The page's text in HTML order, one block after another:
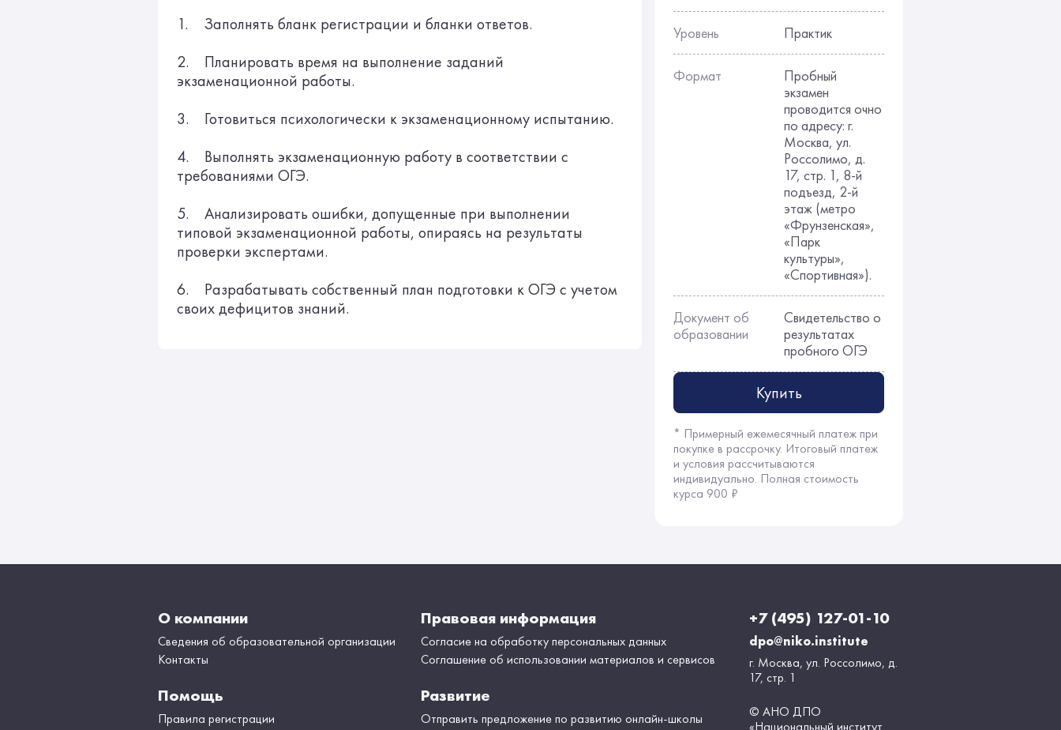
1. Заполнять бланк регистрации и бланки ответов.
2. Планировать время на выполнение заданий
экзаменационной работы.
3. Готовиться психологически к экзаменационному испытанию.
4. Выполнять экзаменационную работу в соответствии с
требованиями ОГЭ.
5. Анализировать ошибки, допущенные при выполнении
типовой экзаменационной работы, опираясь на результаты
проверки экспертами.
6. Разрабатывать собственный план подготовки к ОГЭ с учетом
своих дефицитов знаний.
Уровень Практик
Формат
Пробный
экзамен
проводится очно
по адресу: г.
Москва, ул.
Россолимо, д.
17, стр. 1, 8-й
подъезд, 2-й
этаж (метро
«Фрунзенская»,
«Парк
культуры»,
«Спортивная»).
Документ об
образовании
Свидетельство о
результатах
пробного ОГЭ
Купить
* Примерный ежемесячный платеж при
покупке в рассрочку. Итоговый платеж
и условия рассчитываются
индивидуально. Полная стоимость
курса 900 ₽
О компании
Сведения об образовательной организации
Контакты
Помощь
Правила регистрации
Правовая информация
Согласие на обработку персональных данных
Соглашение об использовании материалов и сервисов
Развитие
Отправить предложение по развитию онлайн-школы
+7 (495) 127-01-10
dpo@niko.institute
г. Москва, ул. Россолимо, д.
17, стр. 1
© АНО ДПО
«Национальный институт